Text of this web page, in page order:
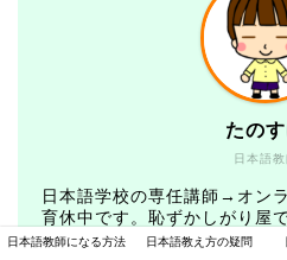
日本語教
たの
日本語学校の専任講師→オン
育休中です。恥ずかしがり屋
を気にしすぎる私でも、日本
日本語教師になる方法 日本語教え方の疑問